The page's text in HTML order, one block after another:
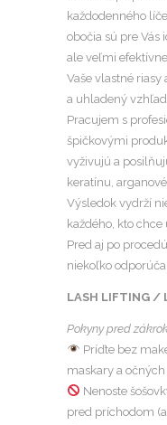
každodenného
obočia sú pre Vás
ale veľmi
Vaše vlastné riasy
a uhladený
Pracujem s
špičkovými
vyživujú a
keratínu,
Výsledok vydrží
každého, kto
Pred aj po
niekoľko
LASH LIFTING /
Pokyny pred
Príďte bez
maskary a
Nenoste
pred príchodom